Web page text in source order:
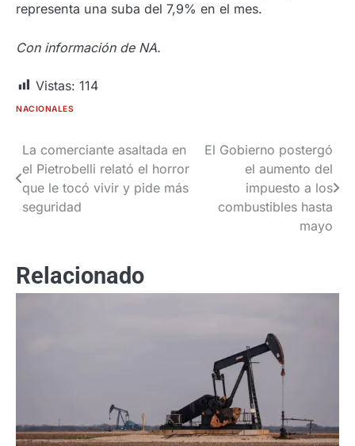
representa una suba del 7,9% en el mes.
Con información de NA.
Vistas: 114
NACIONALES
Navegación
de
entradas
La comerciante asaltada en
el Pietrobelli relató el horror
que le tocó vivir y pide más
seguridad
El Gobierno postergó
el aumento del
impuesto a los
combustibles hasta
mayo
Relacionado